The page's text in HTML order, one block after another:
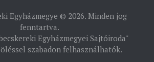
Egyházmegye © 2026. Minden jog
fenntartva.
Egyházmegyei Sajtóiroda"
szabadon felhasználhatók.